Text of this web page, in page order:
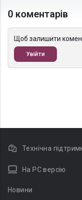
0 коментарів
Щоб залишити
Увійти
Технічна
На PC версію
Новини